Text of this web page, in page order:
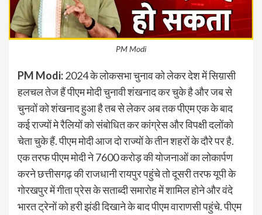
PM Modi
PM Modi:2024 के लोकसभा चुनाव को लेकर देश में सिय़ासी
हलचल तेज हैं पीएम मोदी चुनावी शंखनाद कर चुके है और जब से
चुनवों को शंखनाद हुआ है तब से लेकर अब तक पीएम एक के बाद
कई राज्यों मे रैलियों को संबोधित कर कांग्रेस और विपक्षी दलोंको
चेता चुके हैं. पीएम मोदी आज दो राज्यों के तीन शहरों के दौरे पर है.
एक तरफ पीएम मोदी ने 7600 करोड़ की योजनाओं का लोकार्पण
करने छत्तीसगढ़ की राजधानी रायपुर पहुंचे तो दूसरी तरफ यूपी के
गोरखपुर में गीता प्रेस के सताब्दी समारोह में शामिल होने और वंदे
भारत ट्रेनों को हरी झंडी दिखाने के बाद पीएम वाराणसी पहुंचे. पीएम